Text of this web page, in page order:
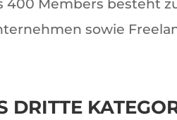
400 Members besteht
sowie
DRITTE